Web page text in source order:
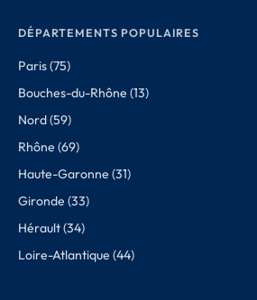
DÉPARTEMENTS POPULAIRES
Paris (75)
Bouches-du-Rhône (13)
Nord (59)
Rhône (69)
Haute-Garonne (31)
Gironde (33)
Hérault (34)
Loire-Atlantique (44)